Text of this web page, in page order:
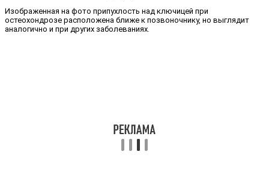
Изображенная на фото припухлость над ключицей при
остеохондрозе расположена ближе к позвоночнику, но выглядит
аналогично и при других заболеваниях.